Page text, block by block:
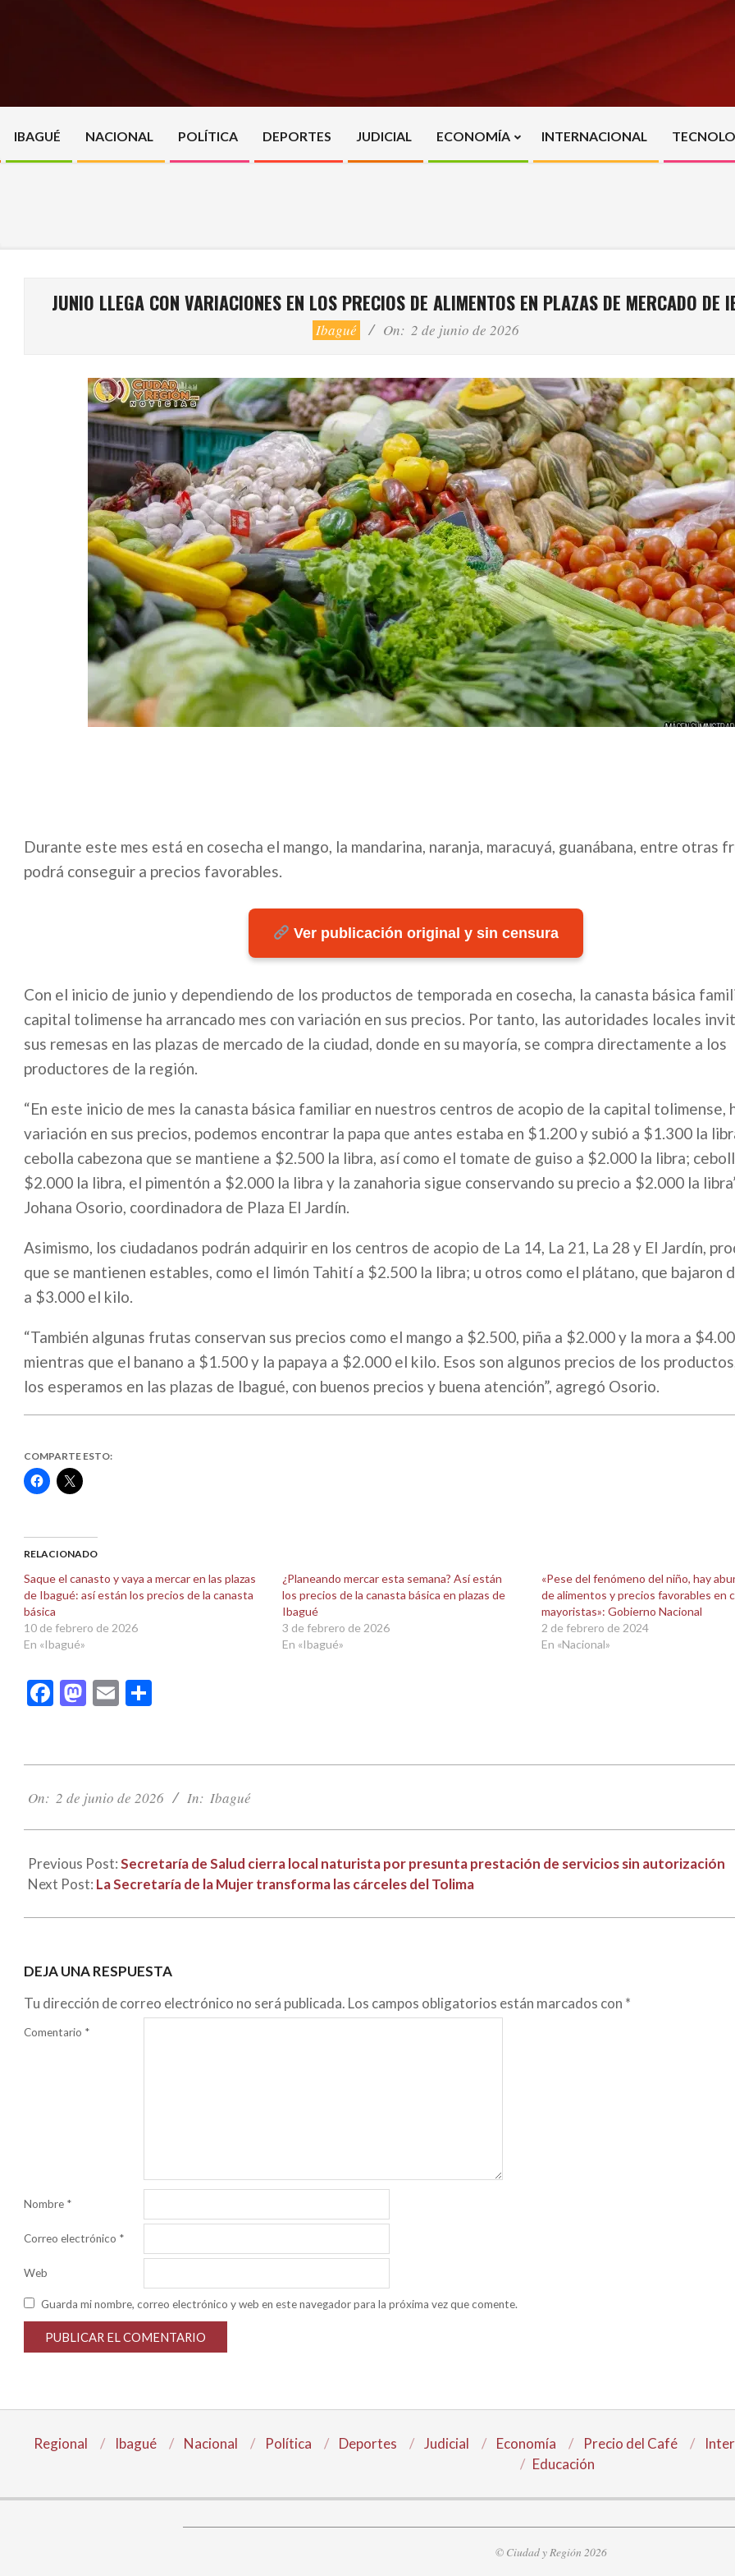
Primary
Navigation
IBAGUÉ NACIONAL POLÍTICA DEPORTES JUDICIAL ECONOMÍA INTERNACIONAL
JUNIO LLEGA CON VARIACIONES EN LOS PRECIOS DE ALIMENTOS EN PLAZAS DE MERCADO DE
Ibagué On: 2 de junio de 2026
Durante este mes está en cosecha el mango, la mandarina, naranja, maracuyá, guanábana, entre otras
podrá conseguir a precios favorables.
Ver publicación original y sin censura
Con el inicio de junio y dependiendo de los productos de temporada en cosecha, la canasta básica
capital tolimense ha arrancado mes con variación en sus precios. Por tanto, las autoridades locales
sus remesas en las plazas de mercado de la ciudad, donde en su mayoría, se compra directamente a los
productores de la región.
“En este inicio de mes la canasta básica familiar en nuestros centros de acopio de la capital tolimense,
variación en sus precios, podemos encontrar la papa que antes estaba en $1.200 y subió a $1.300 la
cebolla cabezona que se mantiene a $2.500 la libra, así como el tomate de guiso a $2.000 la libra;
$2.000 la libra, el pimentón a $2.000 la libra y la zanahoria sigue conservando su precio a $2.000 la
Johana Osorio, coordinadora de Plaza El Jardín.
Asimismo, los ciudadanos podrán adquirir en los centros de acopio de La 14, La 21, La 28 y El Jardín,
que se mantienen estables, como el limón Tahití a $2.500 la libra; u otros como el plátano, que bajaron
a $3.000 el kilo.
“También algunas frutas conservan sus precios como el mango a $2.500, piña a $2.000 y la mora a
mientras que el banano a $1.500 y la papaya a $2.000 el kilo. Esos son algunos precios de los
los esperamos en las plazas de Ibagué, con buenos precios y buena atención”, agregó Osorio.
COMPARTE ESTO:
Haz
clic
(Se
abre
una
ventana
nueva)
Haz
clic
(Se
abre
una
ventana
nueva)
RELACIONADO
Saque el canasto y vaya a mercar en las plazas
de Ibagué: así están los precios de la canasta
básica
10 de febrero de 2026
En «Ibagué»
¿Planeando mercar esta semana? Así están
los precios de la canasta básica en plazas de
Ibagué
3 de febrero de 2026
En «Ibagué»
«Pese del fenómeno del niño, hay
de alimentos y precios favorables en
mayoristas»: Gobierno Nacional
2 de febrero de 2024
En «Nacional»
Facebook
Mastodon
Email
06-
On: 2 de junio de 2026 In: Ibagué
Previous Post:Secretaría de Salud cierra local naturista por presunta prestación de servicios sin autorización
Next Post: La Secretaría de la Mujer transforma las cárceles del Tolima
DEJA UNA RESPUESTA
Tu dirección de correo electrónico no será publicada. Los campos obligatorios están marcados con *
Comentario *
Nombre *
Correo electrónico *
Web
Guarda mi nombre, correo electrónico y web en este navegador para la próxima vez que comente.
Regional Ibagué Nacional Política Deportes Judicial Economía Precio del Café
Educación
© Ciudad y Región 2026